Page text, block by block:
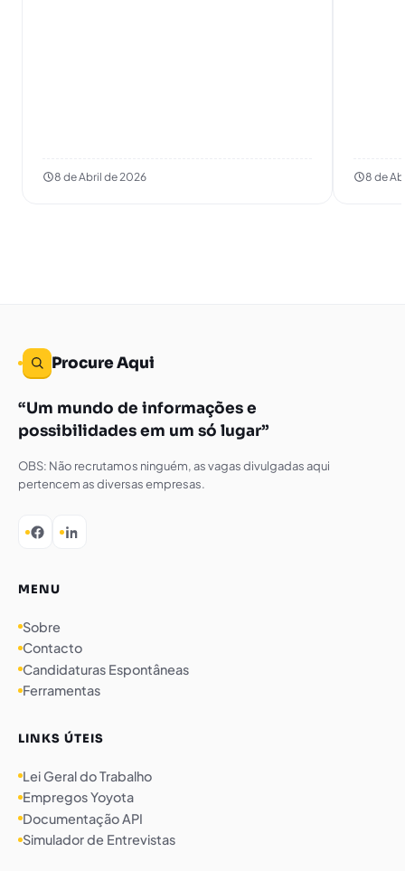
8 de Abril de 2026 8 de
Procure Aqui
Um mundo de informações e
possibilidades em um só lugar
OBS: Não recrutamos ninguém, as vagas divulgadas aqui
pertencem as diversas empresas.
MENU
Sobre
Contacto
Candidaturas Espontâneas
Ferramentas
LINKS ÚTEIS
Lei Geral do Trabalho
Empregos Yoyota
Documentação API
Simulador de Entrevistas